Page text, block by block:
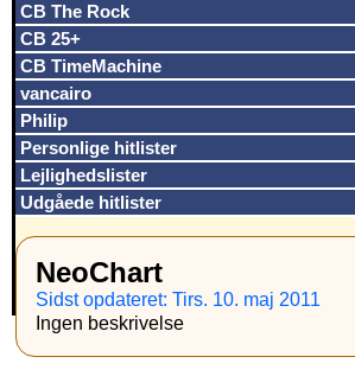
CB The Rock
CB 25+
CB TimeMachine
vancairo
Philip
Personlige hitlister
Lejlighedslister
Udgåede hitlister
NeoChart
Sidst opdateret: Tirs. 10. maj 2011
Ingen beskrivelse